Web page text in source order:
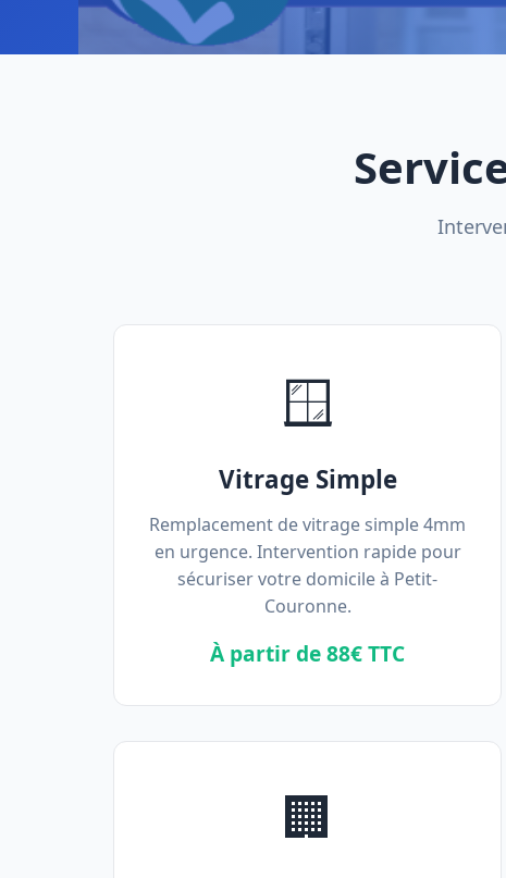
🪟
Vitrage Simple
Remplacement de vitrage simple 4mm
en urgence. Intervention rapide pour
sécuriser votre domicile à Petit-
Couronne.
À partir de 88€ TTC
🏢